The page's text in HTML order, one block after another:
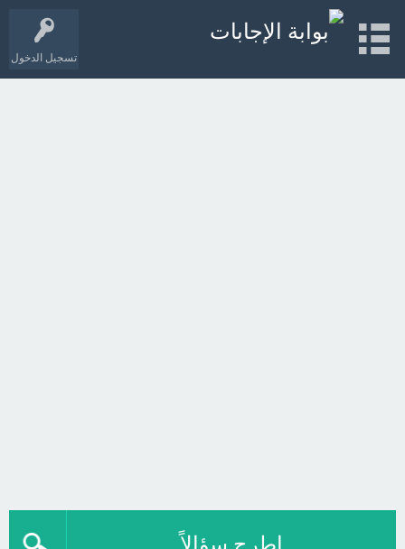
تسجيل الدخول
اطرح سؤالاً